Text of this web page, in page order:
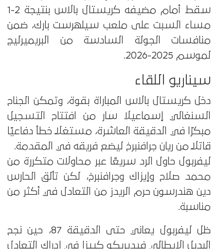
سقط أمام مضيفه كريستال بالاس بنتيجة 2-1
مساء السبت على ملعب سيلهرست بارك، ضمن
منافسات الجولة السادسة من البريميرليج
لموسم 2025-2026.
سيناريو اللقاء
دخل كريستال بالاس المباراة بقوة، وتمكن الجناح
السنغالي إسماعيلا سار من افتتاح التسجيل
مبكرًا في الدقيقة العاشرة، مستغلًا خطأ دفاعيًا
قاتلًا من ريان جرافنبرخ ليضع فريقه في المقدمة.
ليفربول حاول الرد سريعًا عبر محاولات متكررة من
محمد صلاح وإيزاك وجرافنبرخ، لكن تألق الحارس
دين هندرسون حرم الريدز من التعادل في أكثر من
مناسبة.
ظل ليفربول يعاني حتى الدقيقة 87، حين نجح
البديل الإيطالي فيديريكو كييزا في إدراك التعادل